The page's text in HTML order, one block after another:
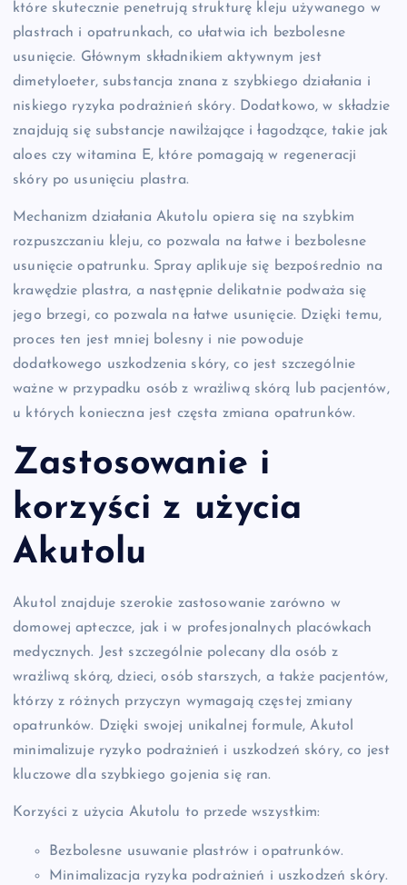
które skutecznie penetrują strukturę kleju używanego w
plastrach i opatrunkach, co ułatwia ich bezbolesne
usunięcie. Głównym składnikiem aktywnym jest
dimetyloeter, substancja znana z szybkiego działania i
niskiego ryzyka podrażnień skóry. Dodatkowo, w składzie
znajdują się substancje nawilżające i łagodzące, takie jak
aloes czy witamina E, które pomagają w regeneracji
skóry po usunięciu plastra.
Mechanizm działania Akutolu opiera się na szybkim
rozpuszczaniu kleju, co pozwala na łatwe i bezbolesne
usunięcie opatrunku. Spray aplikuje się bezpośrednio na
krawędzie plastra, a następnie delikatnie podważa się
jego brzegi, co pozwala na łatwe usunięcie. Dzięki temu,
proces ten jest mniej bolesny i nie powoduje
dodatkowego uszkodzenia skóry, co jest szczególnie
ważne w przypadku osób z wrażliwą skórą lub pacjentów,
u których konieczna jest częsta zmiana opatrunków.
Zastosowanie i
korzyści z użycia
Akutolu
Akutol znajduje szerokie zastosowanie zarówno w
domowej apteczce, jak i w profesjonalnych placówkach
medycznych. Jest szczególnie polecany dla osób z
wrażliwą skórą, dzieci, osób starszych, a także pacjentów,
którzy z różnych przyczyn wymagają częstej zmiany
opatrunków. Dzięki swojej unikalnej formule, Akutol
minimalizuje ryzyko podrażnień i uszkodzeń skóry, co jest
kluczowe dla szybkiego gojenia się ran.
Korzyści z użycia Akutolu to przede wszystkim:
Bezbolesne usuwanie plastrów i opatrunków.
Minimalizacja ryzyka podrażnień i uszkodzeń skóry.